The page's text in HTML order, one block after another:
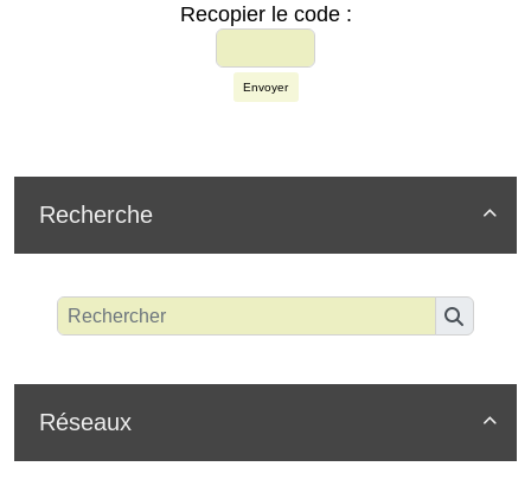
Recopier le code :
Envoyer

Recherche

Réseaux